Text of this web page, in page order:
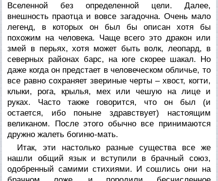
Вселенной без определенной цели. Далее,
внешность праотца и вовсе загадочна. Очень мало
легенд, в которых он был бы описан хотя бы
похожим на человека. Чаще всего это дракон или
змей в перьях, хотя может быть волк, леопард, в
северных районах барс, на юге скорее шакал. Но
даже когда он предстает в человеческом обличье, то
все равно сохраняет звериные черты – хвост, когти,
клыки, рога, крылья, мех или чешую на лице и
руках. Часто также говорится, что он был (и
остается, ибо поныне здравствует) настоящим
великаном. После этого обычно все принимаются
дружно жалеть богиню-мать.
Итак, эти настолько разные существа все же
нашли общий язык и вступили в брачный союз,
одобренный самими стихиями. И сошлись они на